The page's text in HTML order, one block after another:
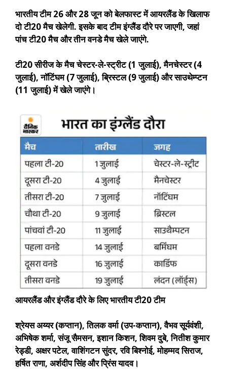
भारतीय टीम 26 और 28 जून को बेलफास्ट में आयरलैंड के खिलाफ
दो टी20 मैच खेलेगी. इसके बाद टीम इंग्लैंड दौरे पर जाएगी, जहां
पांच टी20 मैच और तीन वनडे मैच खेले जाएंगे.
टी20 सीरीज के मैच चेस्टर-ले-स्ट्रीट (1 जुलाई), मैनचेस्टर (4
जुलाई), नॉटिंघम (7 जुलाई), ब्रिस्टल (9 जुलाई) और साउथेम्प्टन
(11 जुलाई) में खेले जाएंगे।
आयरलैंड और इंग्लैंड दौरे के लिए भारतीय टी20 टीम
श्रेयस अय्यर (कप्तान),तिलक वर्मा (उप-कप्तान), वैभव सूर्यवंशी,
अभिषेक शर्मा, संजू सैमसन, इशान किशन, शिवम दुबे, नितीश कुमार
रेड्डी, अक्षर पटेल, वाशिंगटन सुंदर, रवि बिश्नोई, मोहम्मद सिराज,
हर्षित राणा, अर्शदीप सिंह और प्रिंस यादव।